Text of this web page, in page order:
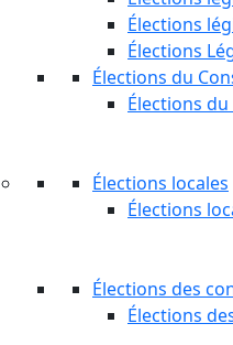
Élections
Élections
Élections du
Élections
Élections locales
Élections
Élections des
Élections